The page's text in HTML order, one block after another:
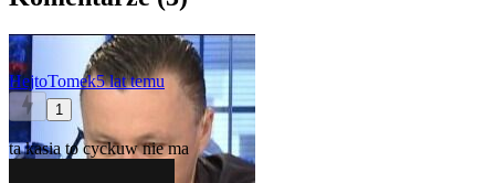
HejtoTomek5 lat temu
1
ta kasia to cyckuw nie ma